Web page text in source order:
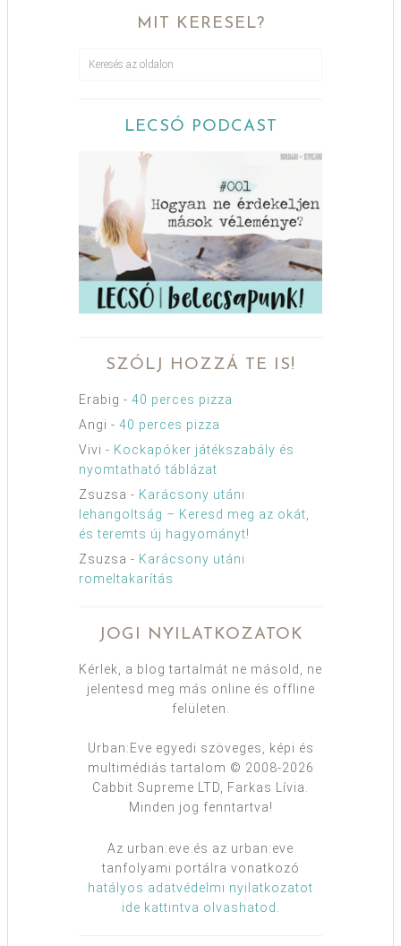
MIT KERESEL?
LECSÓ PODCAST
SZÓLJ HOZZÁ TE IS!
Erabig - 40 perces pizza
Angi - 40 perces pizza
Vivi - Kockapóker játékszabály és
nyomtatható táblázat
Zsuzsa - Karácsony utáni
lehangoltság – Keresd meg az okát,
és teremts új hagyományt!
Zsuzsa - Karácsony utáni
romeltakarítás
JOGI NYILATKOZATOK
Kérlek, a blog tartalmát ne másold, ne
jelentesd meg más online és offline
felületen.
Urban:Eve egyedi szöveges, képi és
multimédiás tartalom © 2008-2026
Cabbit Supreme LTD, Farkas Lívia.
Minden jog fenntartva!
Az urban:eve és az urban:eve
tanfolyami portálra vonatkozó
hatályos adatvédelmi nyilatkozatot
ide kattintva olvashatod